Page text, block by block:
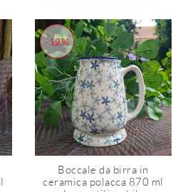
-12%
Boccale da birra in
ceramica polacca 870 ml